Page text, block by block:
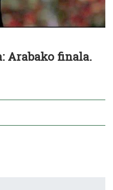
Arabako finala.